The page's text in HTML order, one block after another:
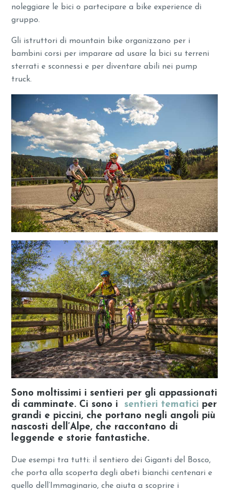
noleggiare le bici o partecipare a bike experience di
gruppo.
Gli istruttori di mountain bike organizzano per i
bambini corsi per imparare ad usare la bici su terreni
sterrati e sconnessi e per diventare abili nei pump
truck.
Sono moltissimi i sentieri per gli appassionati
di camminate. Ci sono i sentieri tematici per
grandi e piccini, che portano negli angoli più
nascosti dell’Alpe, che raccontano di
leggende e storie fantastiche.
Due esempi tra tutti: il sentiero dei Giganti del Bosco,
che porta alla scoperta degli abeti bianchi centenari e
quello dell’Immaginario, che aiuta a scoprire i